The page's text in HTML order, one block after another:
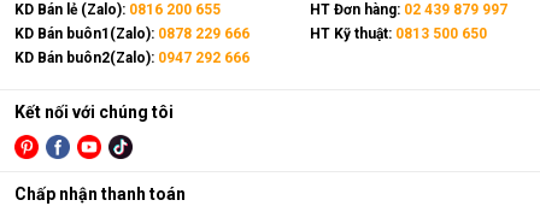
KD Bán lẻ (Zalo): 0816 200 655
KD Bán buôn1(Zalo): 0878 229 666
KD Bán buôn2(Zalo): 0947 292 666
HT Đơn hàng: 02 439 879 997
HT Kỹ thuật: 0813 500 650
Kết nối với chúng tôi
Chấp nhận thanh toán